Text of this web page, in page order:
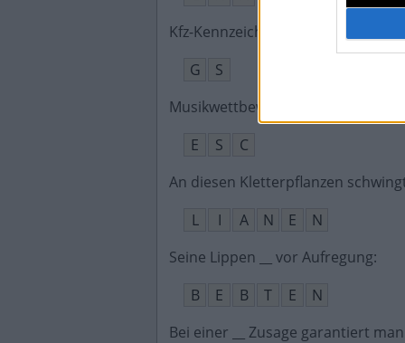
Kfz-Kennzeichen Goslar
G
S
Musikwettbewerb der Eurovision,
E
S
C
An diesen Kletterpflanzen
L
I A N E
N
Seine Lippen __ vor Aufregung:
B
E B T E
N
Bei einer __ Zusage garantiert